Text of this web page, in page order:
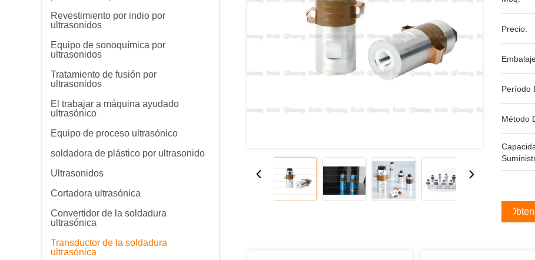
Revestimiento por indio por
ultrasonidos
Equipo de sonoquímica por
ultrasonidos
Tratamiento de fusión por
ultrasonidos
El trabajar a máquina ayudado
ultrasónico
Equipo de proceso ultrasónico
soldadora de plástico por ultrasonido
Ultrasonidos
Cortadora ultrasónica
Convertidor de la soldadura
ultrasónica
Transductor de la soldadura
ultrasónica
Precio:
Período
Método